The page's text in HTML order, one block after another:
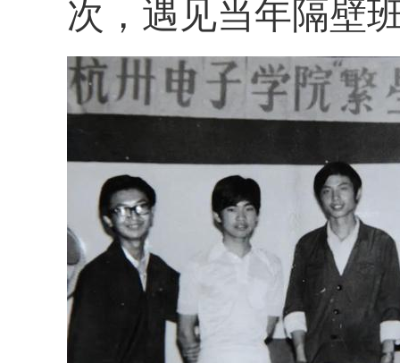
次，遇见当年隔壁